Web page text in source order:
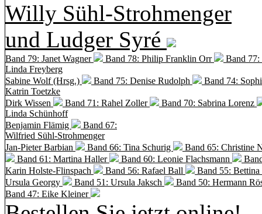
Willy Sühl-Strohmenger
und Ludger Syré
Band 79: Janet Wagner Band 78: Philip Franklin Orr
Band
Linda Freyberg
Sabine Wolf (Hrsg.)
Band 75: Denise Rudolph
Band 74:
Katrin Toetzke
Dirk Wissen
Band 71: Rahel Zoller
Band 70: Sabrina Lorenz
Linda Schünhoff
Benjamin Flämig
Band 67:
Wilfried Sühl-Strohmenger
Jan-Pieter Barbian
Band 66: Tina Schurig
Band 65: Christine
Band 61: Martina Haller
Band 60: Leonie Flachsmann
Karin Holste-Flinspach
Band 56: Rafael Ball
Band 55:
Ursula Georgy
Band 51: Ursula Jaksch Band 50: Hermann
Band 47: Eike Kleiner